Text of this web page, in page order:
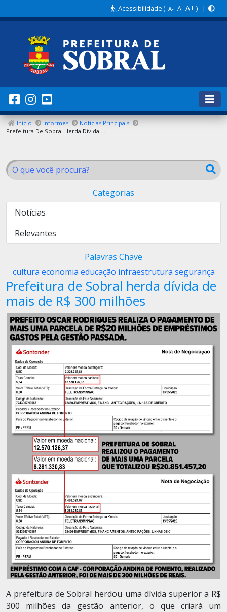
Acessibilidade( A- A A+ ) |
Início Informes
Notícias Principais
Prefeitura De Sobral Herda Dívida De Mais De R$ 300 Milhões
Categorias
Notícias
Relevantes
Palavras Chave
cultura economia educação infraestrutura segurança
Prefeitura de Sobral herda dívida de
mais de R$ 300 milhões
A prefeitura de Sobral herdou uma dívida superior a R$
300 milhões da gestão anterior, o que criará um